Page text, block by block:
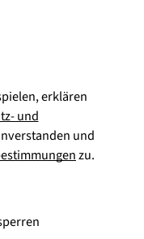
erklären
und
und
zu.